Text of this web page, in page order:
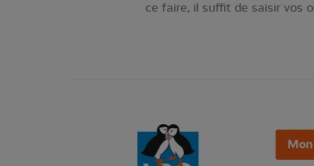
ce faire, il suffit de saisir vos